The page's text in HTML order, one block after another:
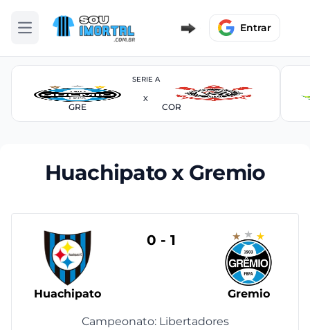
Abrir menu Entrar
SERIE A
GRE
X
COR
Huachipato x Gremio
Huachipato
0 - 1
Gremio
Campeonato: Libertadores